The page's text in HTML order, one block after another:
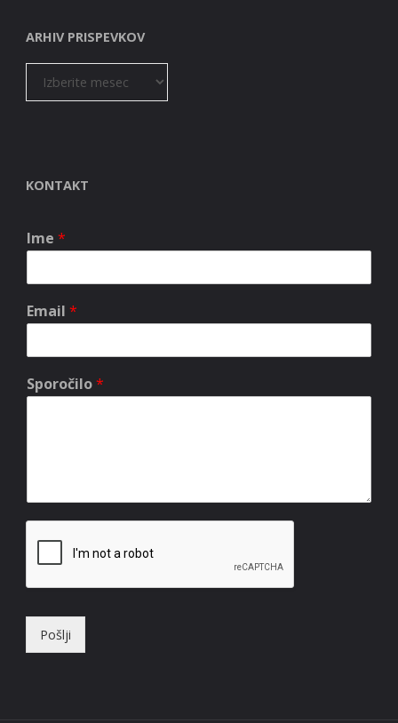
ARHIV PRISPEVKOV
ARHIV
KONTAKT
Ime *
Email *
Sporočilo*
Pošlji